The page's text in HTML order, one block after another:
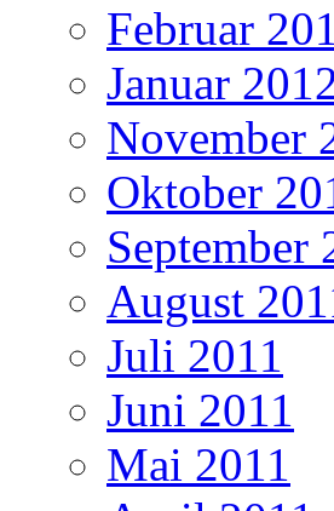
Februar
Januar
November
Oktober
September
August
Juli 2011
Juni 2011
Mai 2011